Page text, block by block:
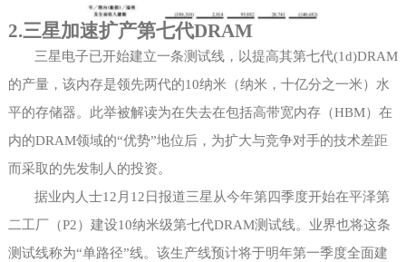
2.三星加速扩产第七代DRAM
三星电子已开始建立一条测试线，以提高其第七代(1d)DRAM
的产量，该内存是领先两代的10纳米（纳米，十亿分之一米）水
平的存储器。此举被解读为在失去在包括高带宽内存（HBM）在
内的DRAM领域的“优势”地位后，为扩大与竞争对手的技术差距
而采取的先发制人的投资。
据业内人士12月12日报道三星从今年第四季度开始在平泽第
二工厂（P2）建设10纳米级第七代DRAM测试线。业界也将这条
测试线称为“单路径”线。该生产线预计将于明年第一季度全面建